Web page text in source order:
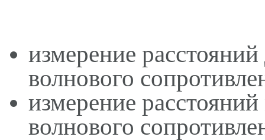
измерение
волнового
измерение
волнового